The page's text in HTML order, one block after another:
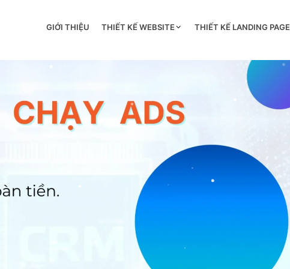
GIỚI THIỆU THIẾT KẾ WEBSITE THIẾT KẾ LANDING PAGE